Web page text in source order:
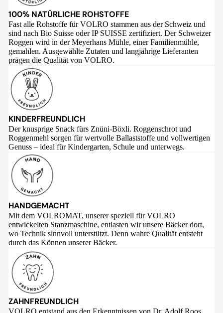
100% NATÜRLICHE ROHSTOFFE
Fast alle Rohstoffe für VOLRO stammen aus der Schweiz und
sind nach Bio Suisse oder IP SUISSE zertifiziert. Der Schweizer
Roggen wird in der Meyerhans Mühle, einer Familienmühle,
gemahlen. Ausgewählte Zutaten und langjährige Lieferanten
prägen die Qualität von VOLRO.
KINDERFREUNDLICH
Der knusprige Snack fürs Znüni-Böxli. Roggenschrot und
Roggenmehl sorgen für wertvolle Ballaststoffe und vollwertigen
Genuss – ideal für Kindergarten, Schule und unterwegs.
HANDGEMACHT
Mit dem VOLROMAT, unserer speziell für VOLRO
entwickelten Stanzmaschine, entlasten wir unsere Bäcker dort,
wo Technik sinnvoll unterstützt. Denn wahre Qualität entsteht
durch das Können unserer Bäcker.
ZAHNFREUNDLICH
VOLRO entstand aus den Erkenntnissen von Dr. Adolf Roos,